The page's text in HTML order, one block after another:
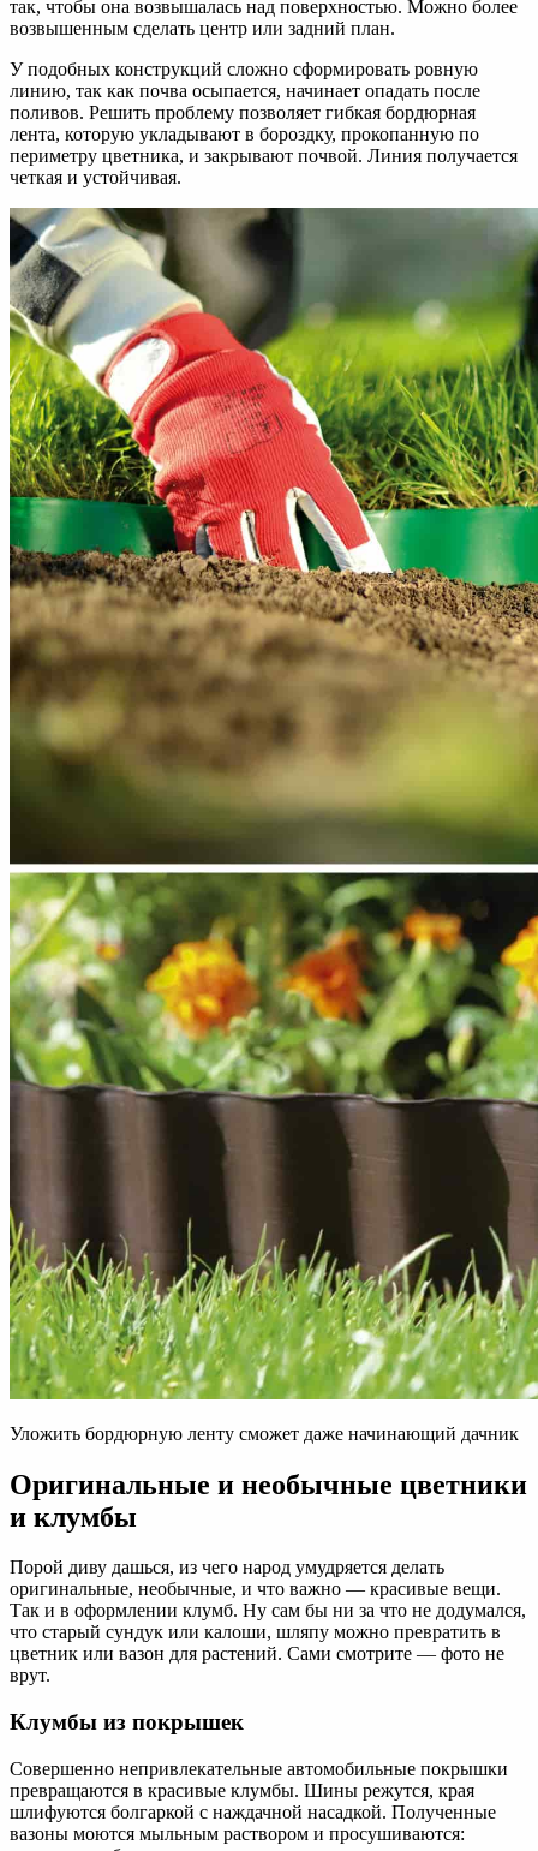
так, чтобы она возвышалась над поверхностью. Можно более
возвышенным сделать центр или задний план.
У подобных конструкций сложно сформировать ровную
линию, так как почва осыпается, начинает опадать после
поливов. Решить проблему позволяет гибкая бордюрная
лента, которую укладывают в бороздку, прокопанную по
периметру цветника, и закрывают почвой. Линия получается
четкая и устойчивая.
Уложить бордюрную ленту сможет даже начинающий дачник
Оригинальные и необычные цветники
и клумбы
Порой диву дашься, из чего народ умудряется делать
оригинальные, необычные, и что важно — красивые вещи.
Так и в оформлении клумб. Ну сам бы ни за что не додумался,
что старый сундук или калоши, шляпу можно превратить в
цветник или вазон для растений. Сами смотрите — фото не
врут.
Клумбы из покрышек
Совершенно непривлекательные автомобильные покрышки
превращаются в красивые клумбы. Шины режутся, края
шлифуются болгаркой с наждачной насадкой. Полученные
вазоны моются мыльным раствором и просушиваются: